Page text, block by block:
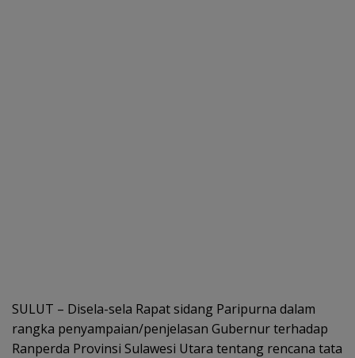
SULUT – Disela-sela Rapat sidang Paripurna dalam
rangka penyampaian/penjelasan Gubernur terhadap
Ranperda Provinsi Sulawesi Utara tentang rencana tata